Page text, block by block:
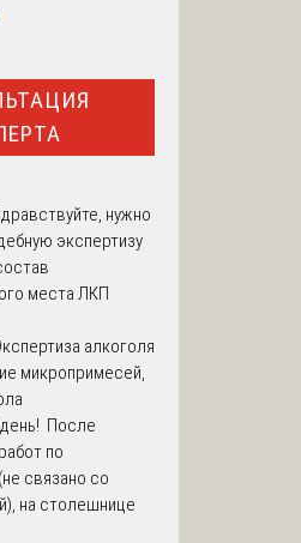
нужно
экспертизу
места ЛКП
алкоголя
микропримесей,
После
по
связано со
на столешнице